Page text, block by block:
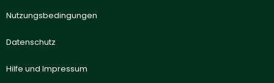
Nutzungsbedingungen
Datenschutz
Hilfe und Impressum